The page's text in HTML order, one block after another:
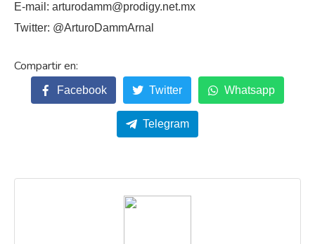
E-mail: arturodamm@prodigy.net.mx
Twitter: @ArturoDammArnal
Facebook Twitter Whatsapp
Telegram